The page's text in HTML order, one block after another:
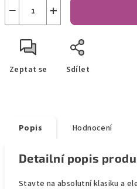
+
−
Zeptat se Sdílet
Popis Hodnocení
Detailní popis
Stavte na absolutní klasiku a